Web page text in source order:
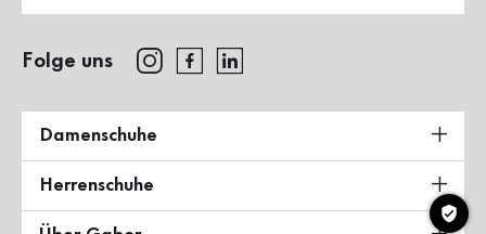
Folge uns
Damenschuhe
Herrenschuhe